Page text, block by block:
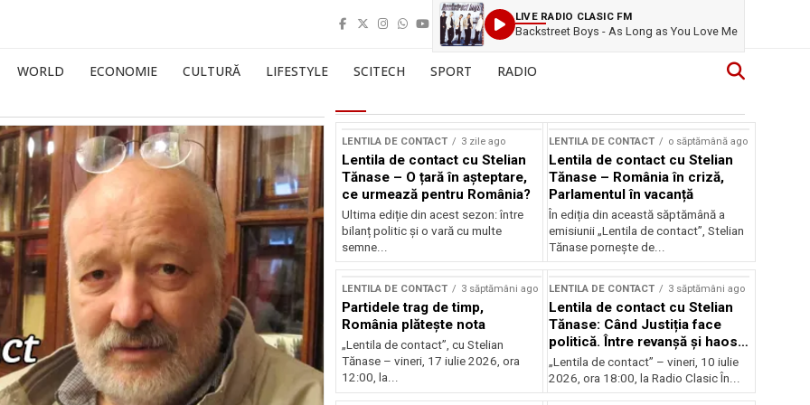
LIVE RADIO CLASIC FM
Backstreet Boys - As Long as You Love Me
WORLD ECONOMIE CULTURĂ LIFESTYLE SCITECH SPORT RADIO
LENTILA DE CONTACT 3 zile ago
Lentila de contact cu Stelian
Tănase – O țară în așteptare,
ce urmează pentru România?
Ultima ediție din acest sezon: între
bilanț politic și o vară cu multe
semne...
LENTILA DE CONTACT o săptămână ago
Lentila de contact cu Stelian
Tănase – România în criză,
Parlamentul în vacanță
În ediția din această săptămână a
emisiunii „Lentila de contact”, Stelian
Tănase pornește de...
LENTILA DE CONTACT 3 săptămâni ago
Partidele trag de timp,
România plătește nota
„Lentila de contact”, cu Stelian
Tănase – vineri, 17 iulie 2026, ora
12:00, la...
LENTILA DE CONTACT 3 săptămâni ago
Lentila de contact cu Stelian
Tănase: Când Justiția face
politică. Între revanșă și haos
instituțional
„Lentila de contact” – vineri, 10 iulie
2026, ora 18:00, la Radio Clasic În...